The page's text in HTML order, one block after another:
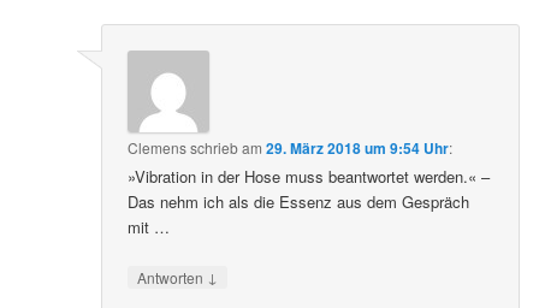
Clemensschriebam29. März 2018 um 9:54 Uhr:
»Vibration in der Hose muss beantwortet werden.« –
Das nehm ich als die Essenz aus dem Gespräch
mit …
Antworten ↓